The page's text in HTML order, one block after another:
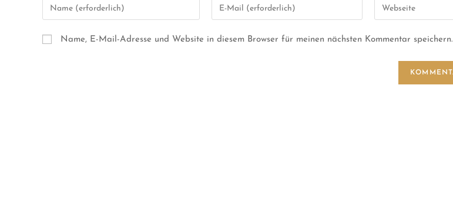
Name, E-Mail-Adresse und Website in diesem Browser für meinen nächsten Kommentar speichern.